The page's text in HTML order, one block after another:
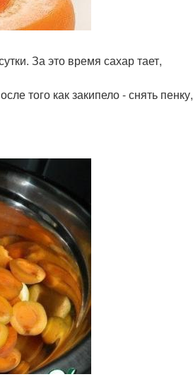
За это время сахар тает,
того как закипело - снять пенку,